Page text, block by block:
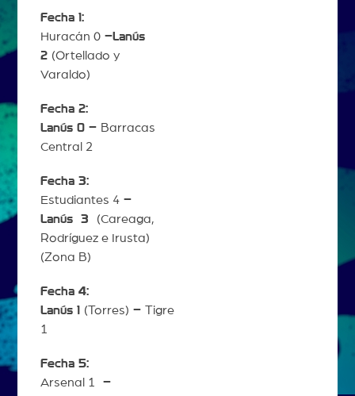
Fecha 1:
Huracán 0–Lanús
2 (Ortellado y
Varaldo)
Fecha 2:
Lanús 0 – Barracas
Central 2
Fecha 3:
Estudiantes 4–
Lanús
3 (Careaga,
Rodríguez e Irusta)
(Zona B)
Fecha 4:
Lanús 1 (Torres) – Tigre
1
Fecha 5:
Arsenal 1 –